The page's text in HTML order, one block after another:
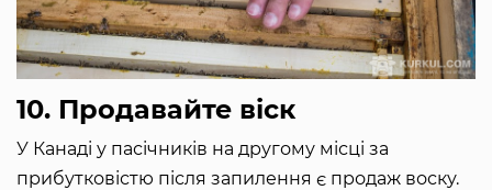
10. Продавайте віск
У Канаді у пасічників на другому місці за
прибутковістю після запилення є продаж воску.